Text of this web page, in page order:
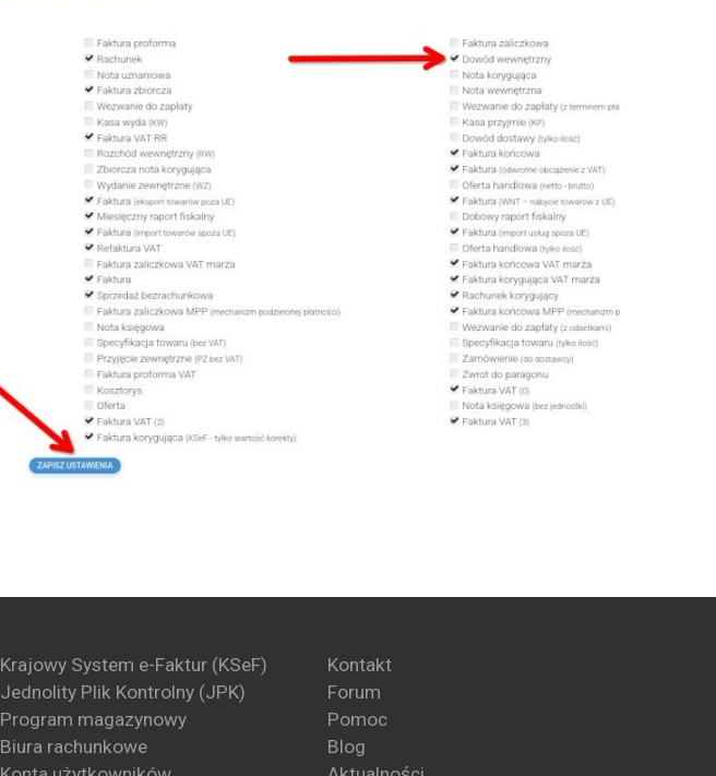
Krajowy System e-Faktur (KSeF)
Jednolity Plik Kontrolny (JPK)
Program magazynowy
Biura rachunkowe
Kontakt
Forum
Pomoc
Blog